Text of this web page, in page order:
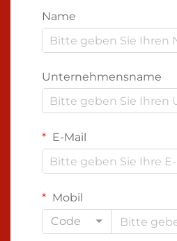
Name
Unternehmensname
E-Mail
Mobil
Code